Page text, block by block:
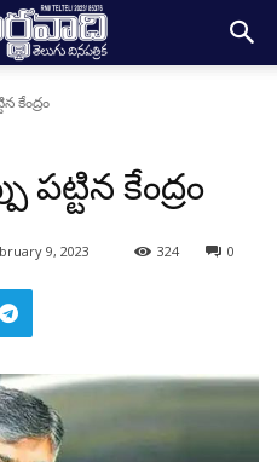
కేంద్రం
పట్టిన కేంద్రం
9, 2023 0
324